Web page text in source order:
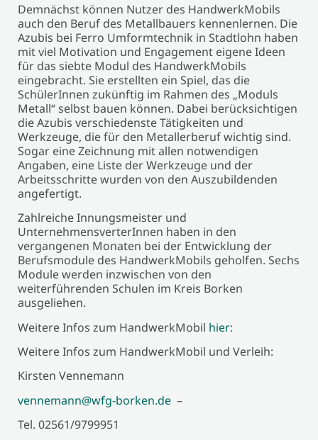
Demnächst können Nutzer des HandwerkMobils
auch den Beruf des Metallbauers kennenlernen. Die
Azubis bei Ferro Umformtechnik in Stadtlohn haben
mit viel Motivation und Engagement eigene Ideen
für das siebte Modul des HandwerkMobils
eingebracht. Sie erstellten ein Spiel, das die
SchülerInnen zukünftig im Rahmen des „Moduls
Metall“ selbst bauen können. Dabei berücksichtigen
die Azubis verschiedenste Tätigkeiten und
Werkzeuge, die für den Metallerberuf wichtig sind.
Sogar eine Zeichnung mit allen notwendigen
Angaben, eine Liste der Werkzeuge und der
Arbeitsschritte wurden von den Auszubildenden
angefertigt.
Zahlreiche Innungsmeister und
UnternehmensverterInnen haben in den
vergangenen Monaten bei der Entwicklung der
Berufsmodule des HandwerkMobils geholfen. Sechs
Module werden inzwischen von den
weiterführenden Schulen im Kreis Borken
ausgeliehen.
Weitere Infos zum HandwerkMobil hier:
Weitere Infos zum HandwerkMobil und Verleih:
Kirsten Vennemann
vennemann@wfg-borken.de –
Tel. 02561/9799951